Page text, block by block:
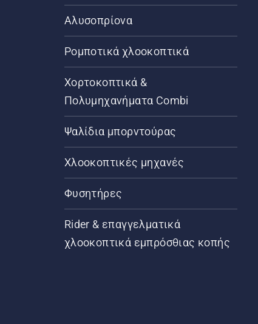
Αλυσοπρίονα
Ρομποτικά χλοοκοπτικά
Χορτοκοπτικά &
Πολυμηχανήματα Combi
Ψαλίδια μπορντούρας
Χλοοκοπτικές μηχανές
Φυσητήρες
Rider & επαγγελματικά
χλοοκοπτικά εμπρόσθιας κοπής